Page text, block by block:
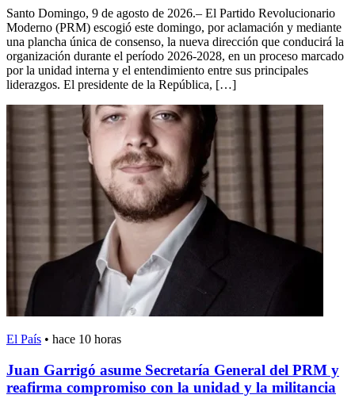
Santo Domingo, 9 de agosto de 2026.– El Partido Revolucionario
Moderno (PRM) escogió este domingo, por aclamación y mediante
una plancha única de consenso, la nueva dirección que conducirá la
organización durante el período 2026-2028, en un proceso marcado
por la unidad interna y el entendimiento entre sus principales
liderazgos. El presidente de la República, […]
El País • hace 10 horas
Juan Garrigó asume Secretaría General del PRM y
reafirma compromiso con la unidad y la militancia